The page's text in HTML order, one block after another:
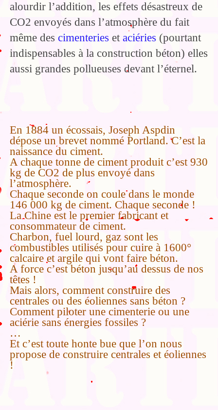
alourdir l’addition, les effets désastreux de
CO2 envoyés dans l’atmosphère du fait
même des cimenteries et aciéries (pourtant
indispensables à la construction béton) elles
aussi grandes pollueuses devant l’éternel.
En 1884 un écossais, Joseph Aspdin
dépose un brevet nommé Portland. C’est la
naissance du ciment.
A chaque tonne de ciment produit c’est 930
kg de CO2 de plus envoyé dans
l’atmosphère.
Chaque seconde on coule dans le monde
146 000 kg de ciment. Chaque seconde !
La Chine est le premier fabricant et
consommateur de ciment.
Charbon, fuel lourd, gaz sont les
combustibles utilisés pour cuire à 1600°
calcaire et argile qui vont faire béton.
A force c’est béton jusqu’au dessus de nos
têtes !
Mais alors, comment construire des
centrales ou des éoliennes sans béton ?
Comment piloter une cimenterie ou une
aciérie sans énergies fossiles ?
…
Et c’est toute honte bue que l’on nous
propose de construire centrales et éoliennes
!